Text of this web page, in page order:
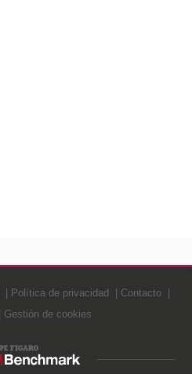
Política de privacidad
Contacto
Gestión de cookies